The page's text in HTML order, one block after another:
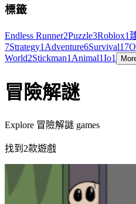
標籤
Endless Runner2Puzzle3Roblox1
7Strategy1 Adventure6Survival17
World2Stickman1 Animal1Io1
冒險解謎
Explore 冒險解謎 games
找到2款遊戲